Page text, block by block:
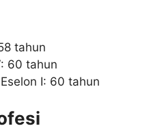
tahun
60 tahun
I: 60 tahun